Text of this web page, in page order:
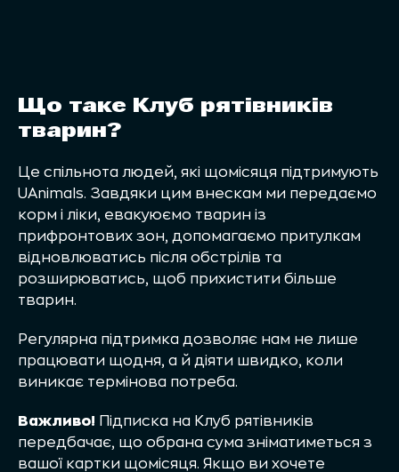
Що таке Клуб рятівників
тварин?
Це спільнота людей, які щомісяця підтримують
UAnimals. Завдяки цим внескам ми передаємо
корм і ліки, евакуюємо тварин із
прифронтових зон, допомагаємо притулкам
відновлюватись після обстрілів та
розширюватись, щоб прихистити більше
тварин.
Регулярна підтримка дозволяє нам не лише
працювати щодня, а й діяти швидко, коли
виникає термінова потреба.
Важливо! Підписка на Клуб рятівників
передбачає, що обрана сума зніматиметься з
вашої картки щомісяця. Якщо ви хочете